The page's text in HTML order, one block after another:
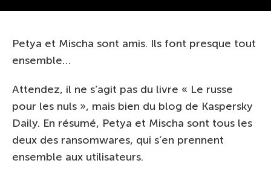
Petya et Mischa sont amis. Ils font presque tout
ensemble…
Attendez, il ne s’agit pas du livre « Le russe
pour les nuls », mais bien du blog de Kaspersky
Daily. En résumé, Petya et Mischa sont tous les
deux des ransomwares, qui s’en prennent
ensemble aux utilisateurs.